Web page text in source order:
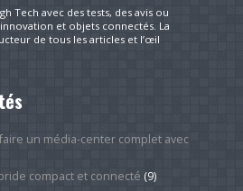
Tech avec des tests, des avis ou
et objets connectés. La
de tous les articles et l’œil
un média-center complet avec
compact et connecté (9)